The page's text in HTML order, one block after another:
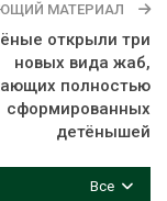
МАТЕРИАЛ
открыли три
новых вида жаб,
полностью
сформированных
детёнышей
Все